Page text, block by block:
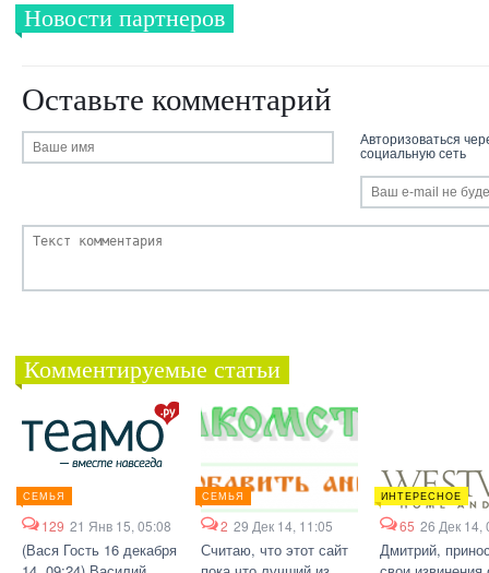
Новости партнеров
Оставьте комментарий
Авторизоваться
социальную сеть
Комментируемые статьи
СЕМЬЯ
129 21 Янв 15, 05:08
(Вася Гость 16 декабря
СЕМЬЯ
2 29 Дек 14, 11:05
Считаю, что этот сайт
ИНТЕРЕСНОЕ
65 26 Дек 14,
Дмитрий,